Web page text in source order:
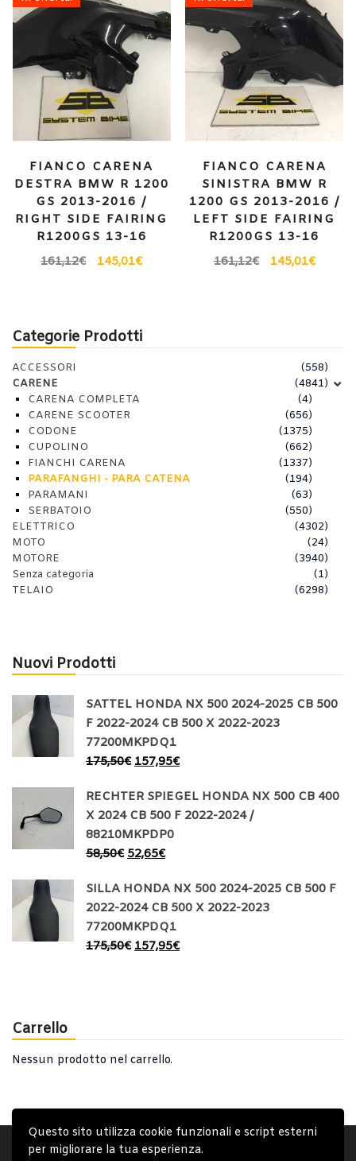
Questo sito utilizza cookie funzionali e script esterni
per migliorare la tua esperienza.
FIANCO CARENA
DESTRA BMW R 1200
GS 2013-2016 /
RIGHT SIDE FAIRING
R1200GS 13-16
161,12€ 145,01€
FIANCO CARENA
SINISTRA BMW R
1200 GS 2013-2016 /
LEFT SIDE FAIRING
R1200GS 13-16
161,12€ 145,01€
Categorie Prodotti
ACCESSORI
(558)
CARENE
(4841)
CARENA COMPLETA
(4)
CARENE SCOOTER
(656)
CODONE
(1375)
CUPOLINO
(662)
FIANCHI CARENA
(1337)
PARAFANGHI - PARA CATENA
(194)
PARAMANI
(63)
SERBATOIO
(550)
ELETTRICO
(4302)
MOTO
(24)
MOTORE
(3940)
Senza categoria
(1)
TELAIO
(6298)
Nuovi Prodotti
SATTEL HONDA NX 500 2024-2025 CB 500
F 2022-2024 CB 500 X 2022-2023
77200MKPDQ1
175,50€ 157,95€
RECHTER SPIEGEL HONDA NX 500 CB 400
X 2024 CB 500 F 2022-2024 /
88210MKPDP0
58,50€ 52,65€
SILLA HONDA NX 500 2024-2025 CB 500 F
2022-2024 CB 500 X 2022-2023
77200MKPDQ1
175,50€ 157,95€
Carrello
Nessun prodotto nel carrello.
Account Condizioni Generali